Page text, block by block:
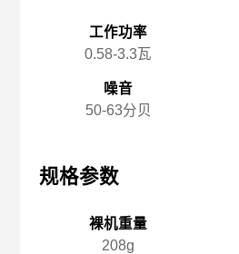
工作功率
0.58-3.3瓦
噪音
50-63分贝
规格参数
裸机重量
208g